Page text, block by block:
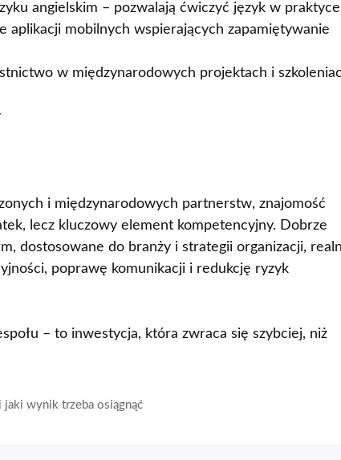
angielskim – pozwalają ćwiczyć język w
aplikacji mobilnych wspierających zapamiętywanie
w międzynarodowych projektach i
i międzynarodowych partnerstw, znajomość
lecz kluczowy element kompetencyjny. Dobrze
dostosowane do branży i strategii organizacji,
poprawę komunikacji i redukcję ryzyk
– to inwestycja, która zwraca się szybciej, niż
jaki wynik trzeba osiągnąć